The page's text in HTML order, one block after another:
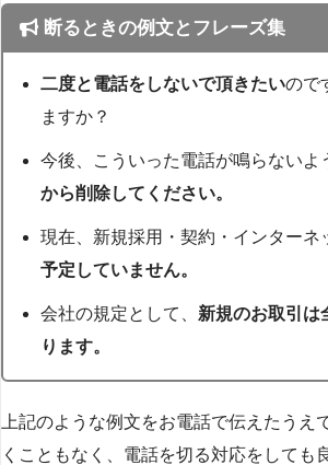
断るときの例文とフレーズ集
二度と電話をしないで頂きたいので
ますか？
今後、こういった電話が鳴らないよ
から削除してください。
現在、新規採用・契約・インターネ
予定していません。
会社の規定として、 新規のお取引は
ります。
上記のような例文をお電話で伝えたうえ
くこともなく、電話を切る対応をしても